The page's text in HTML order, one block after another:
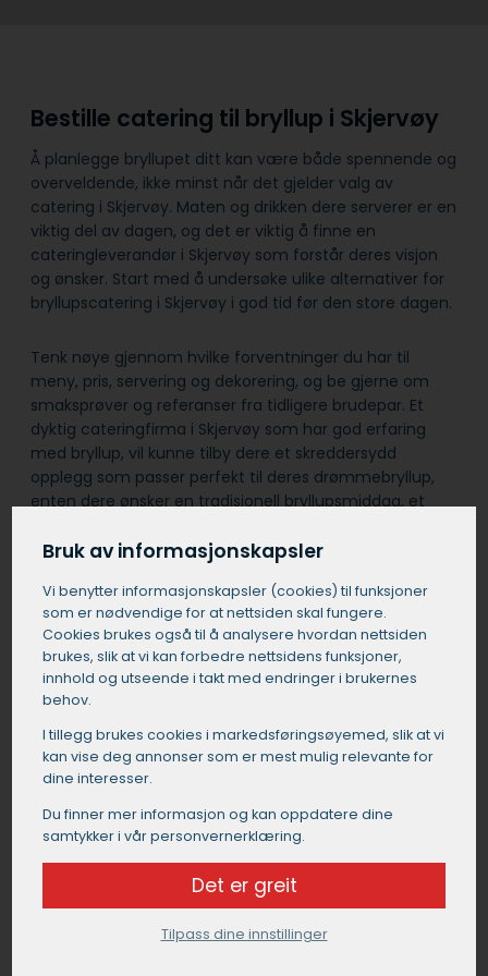
Bestille catering til bryllup i Skjervøy
Å planlegge bryllupet ditt kan være både spennende og
overveldende, ikke minst når det gjelder valg av
catering i Skjervøy. Maten og drikken dere serverer er en
viktig del av dagen, og det er viktig å finne en
cateringleverandør i Skjervøy som forstår deres visjon
og ønsker. Start med å undersøke ulike alternativer for
bryllupscatering i Skjervøy i god tid før den store dagen.
Tenk nøye gjennom hvilke forventninger du har til
meny, pris, servering og dekorering, og be gjerne om
smaksprøver og referanser fra tidligere brudepar. Et
dyktig cateringfirma i Skjervøy som har god erfaring
med bryllup, vil kunne tilby dere et skreddersydd
opplegg som passer perfekt til deres drømmebryllup,
enten dere ønsker en tradisjonell bryllupsmiddag, et
fusionpreget meny.
Få et tilbud på catering i Skjervøy
Bruk av informasjonskapsler
Vi benytter informasjons­kapsler (cookies) til funksjoner
som er nødvendige for at nettsiden skal fungere.
Cookies brukes også til å analysere hvordan nettsiden
brukes, slik at vi kan forbedre nettsidens funksjoner,
innhold og utseende i takt med endringer i brukernes
behov.
I tillegg brukes cookies i markedsførings­øyemed, slik at vi
kan vise deg annonser som er mest mulig relevante for
dine interesser.
Du finner mer informasjon og kan oppdatere dine
samtykker i vår personvernerklæring.
Det er greit
Tilpass dine innstillinger